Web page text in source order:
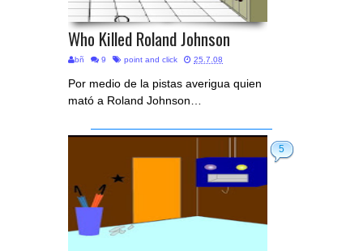
Who Killed Roland Johnson
bñ 9 point and click 25.7.08
Por medio de la pistas averigua quien
mató a Roland Johnson…
5